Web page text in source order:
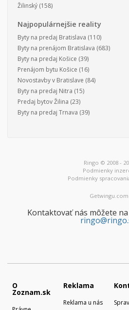
Žilinský (158)
Najpopulárnejšie reality
Byty na predaj Bratislava (110)
Byty na prenájom Bratislava (683)
Byty na predaj Košice (39)
Prenájom bytu Košice (16)
Novostavby v Bratislave (84)
Byty na predaj Nitra (15)
Predaj bytov Žilina (23)
Byty na predaj Trnava (39)
Ringo © 2008 -
Podmienky
Podmienky
Getwingu.com
Kontaktovať nás môžete
O
Zoznam.sk
Reklama
Reklama u nás